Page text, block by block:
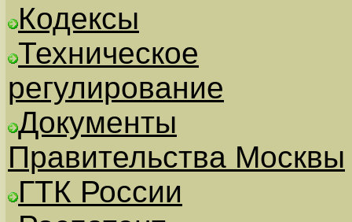
Кодексы
Техническое
регулирование
Документы
Правительства Москвы
ГТК России